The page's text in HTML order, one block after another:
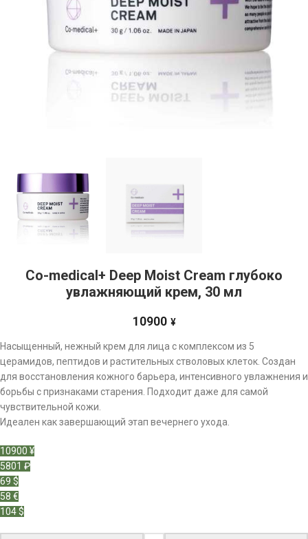
Co-medical+ Deep Moist Cream глубоко
увлажняющий крем, 30 мл
10900 ¥
Насыщенный, нежный крем для лица с комплексом из 5
церамидов, пептидов и растительных стволовых клеток. Создан
для восстановления кожного барьера, интенсивного увлажнения и
борьбы с признаками старения. Подходит даже для самой
чувствительной кожи.
Идеален как завершающий этап вечернего ухода.
10900 ¥
5801 ₽
69 $
58 €
104 $